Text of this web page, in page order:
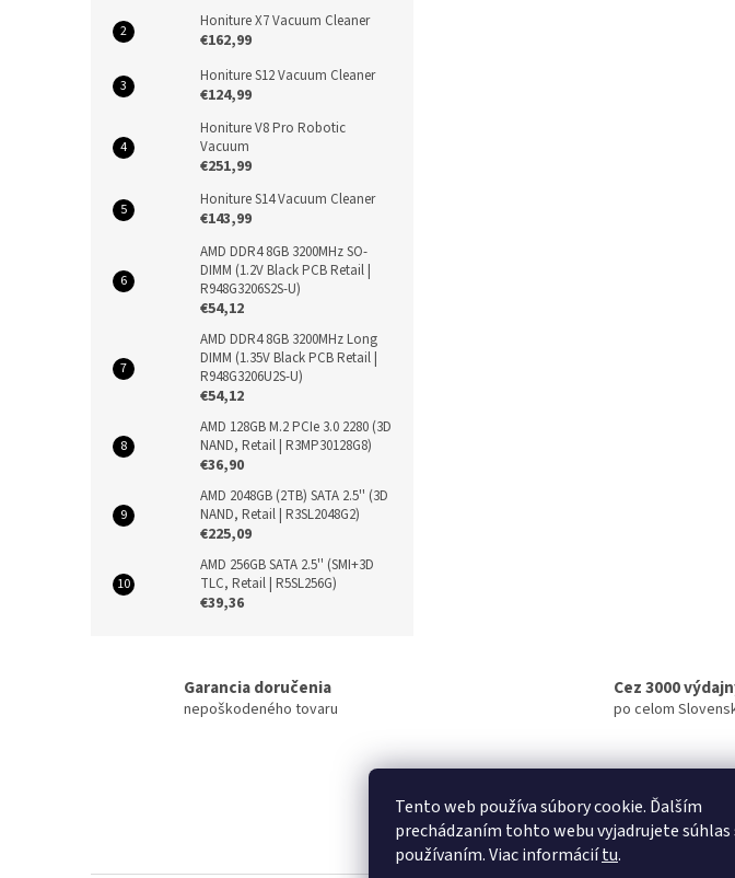
Tento web používa súbory cookie. Ďalším
prechádzaním tohto webu vyjadrujete súhlas
používaním. Viac informáciítu.
Honiture X7 Vacuum Cleaner
€162,99
Honiture S12 Vacuum Cleaner
€124,99
Honiture V8 Pro Robotic
Vacuum
€251,99
Honiture S14 Vacuum Cleaner
€143,99
AMD DDR4 8GB 3200MHz SO-
DIMM (1.2V Black PCB Retail |
R948G3206S2S-U)
€54,12
AMD DDR4 8GB 3200MHz Long
DIMM (1.35V Black PCB Retail |
R948G3206U2S-U)
€54,12
AMD 128GB M.2 PCIe 3.0 2280 (3D
NAND, Retail | R3MP30128G8)
€36,90
AMD 2048GB (2TB) SATA 2.5'' (3D
NAND, Retail | R3SL2048G2)
€225,09
AMD 256GB SATA 2.5'' (SMI+3D
TLC, Retail | R5SL256G)
€39,36
Garancia doručenia
nepoškodeného tovaru
Cez 3000
po celom